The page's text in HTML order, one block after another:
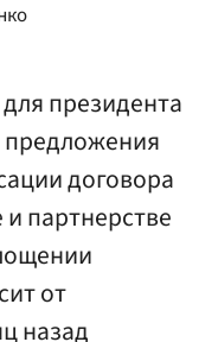
президента
договора
партнерстве
от
назад